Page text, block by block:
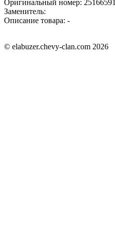
Оригинальный номер: 25166591
Заменитель:
Описание товара: -
© elabuzer.chevy-clan.com 2026